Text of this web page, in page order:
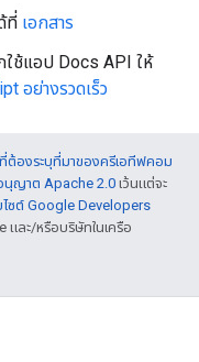
ที่ เอกสาร
ใช้แอป Docs API ให้
อย่างรวดเร็ว
ต้องระบุที่มาของครีเอทีฟคอม
นุญาต Apache 2.0 เว้นแต่จะ
ไซต์ Google Developers
และ/หรือบริษัทในเครือ